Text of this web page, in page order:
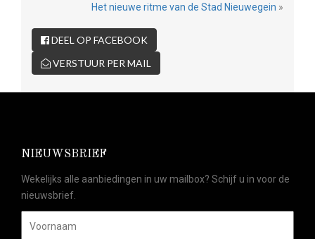
Het nieuwe ritme van de Stad Nieuwegein »
DEEL OP FACEBOOK
VERSTUUR PER MAIL
NIEUWSBRIEF
Wekelijks alle aanbiedingen in uw mailbox? Schijf u in voor de
nieuwsbrief.